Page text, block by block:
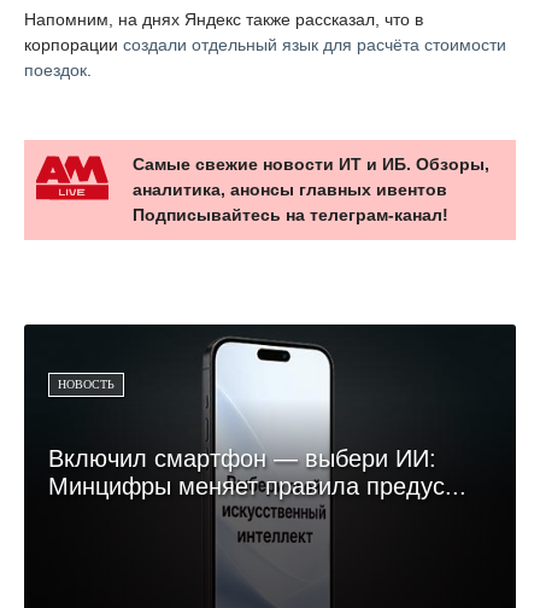
Напомним, на днях Яндекс также рассказал, что в
корпорации создали отдельный язык для расчёта стоимости
поездок
Самые свежие новости ИТ и ИБ. Обзоры,
аналитика, анонсы главных ивентов
Подписывайтесь на телеграм-канал!
НОВОСТЬ
Включил смартфон — выбери ИИ:
Минцифры меняет правила предус...